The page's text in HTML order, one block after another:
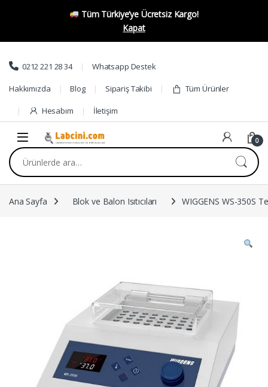
Tüm Türkiye’ye Ücretsiz Kargo!
Kapat
Skip to navigation
Skip to content
0212 221 28 34 Whatsapp Destek
Hakkımızda Blog Sipariş Takibi Tüm Ürünler
Hesabım İletişim
0
Ara:
Ana Sayfa Blok ve Balon Isıtıcıları WIGGENS WS-350S